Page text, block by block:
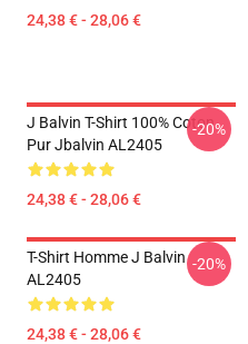
24,38 € - 28,06 €
J Balvin T-Shirt 100% Coton
Pur Jbalvin AL2405
24,38 € - 28,06 €
-20%
T-Shirt Homme J Balvin
AL2405
24,38 € - 28,06 €
-20%